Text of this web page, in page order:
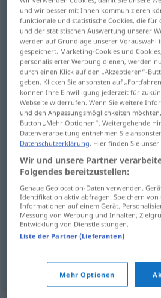
Übersicht aller
(Für mehr Details die Übersetzung
от-, разгадывать <-гадать >
угадывать <-гадать >,
гадаться>
от-,разгадывать<-гадать >
угадывать <-гадать > erraten
догадываться<-гадаться>
darauf kommen
und wir besser mit Ihnen kommunizieren
funktionale und statistische Cookies, die für
und der statistischen Auswertung unserer
werden auf Grundlage unserer Vorauswahl
gespeichert. Marketing-Cookies und
personalisierter Werbung dienen, werden
durch einen Klick auf den „Akzeptieren“-
geben. Klicken Sie ansonsten auf
können Ihre Einwilligung jederzeit für
Webseite widerrufen. Wenn Sie weitere
und den Anpassungsmöglichkeiten
Button „Mehr Optionen“. Weitergehende
Datenverarbeitung entnehmen Sie
Datenschutzerklärung. Hier finden Sie unser
Wir und unsere Partner
Folgendes bereitzustellen:
Genaue Geolocation-Daten verwenden.
Identifikation aktiv abfragen. Speichern
Informationen auf einem Gerät.
Messung von Werbung und Inhalten,
Entwicklung von Dienstleistungen.
Liste der Partner (Lieferanten)
Mehr Optionen